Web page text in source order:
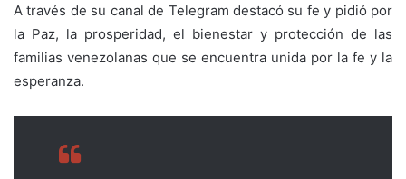
A través de su canal de Telegram destacó su fe y pidió por
la Paz, la prosperidad, el bienestar y protección de las
familias venezolanas que se encuentra unida por la fe y la
esperanza.